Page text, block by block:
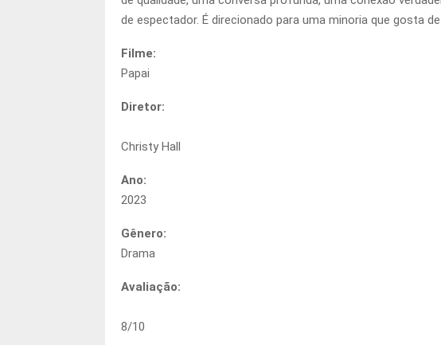
de espectador. É direcionado para uma minoria que gosta
Filme:
Papai
Diretor:
Christy Hall
Ano:
2023
Gênero:
Drama
Avaliação:
8/10